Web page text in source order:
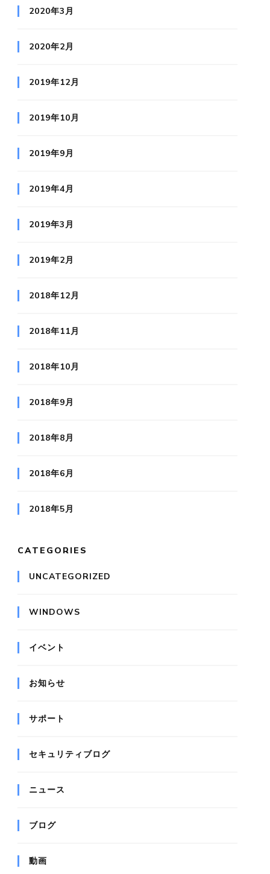
2020年3月
2020年2月
2019年12月
2019年10月
2019年9月
2019年4月
2019年3月
2019年2月
2018年12月
2018年11月
2018年10月
2018年9月
2018年8月
2018年6月
2018年5月
CATEGORIES
UNCATEGORIZED
WINDOWS
イベント
お知らせ
サポート
セキュリティブログ
ニュース
ブログ
動画